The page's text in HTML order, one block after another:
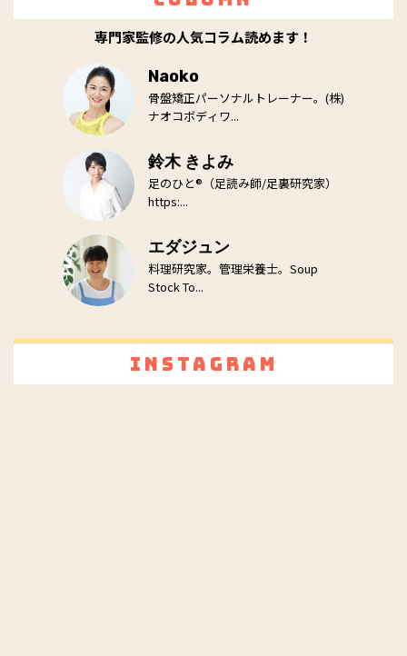
専門家監修の人気コラム読めます！
Naoko
骨盤矯正パーソナルトレーナー。(株)
ナオコボディワ...
鈴木 きよみ
足のひと®（足読み師/足裏研究家）
https:...
エダジュン
料理研究家。管理栄養士。Soup
Stock To...
Instagram